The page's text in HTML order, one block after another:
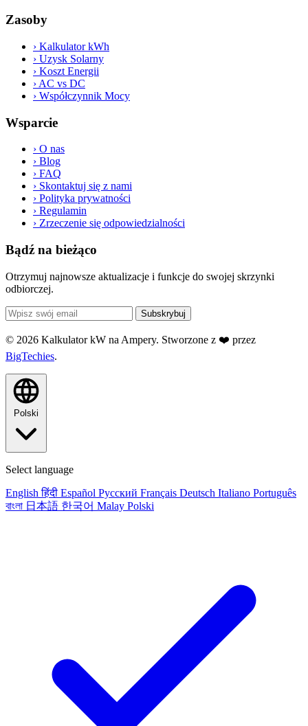
Zasoby
› Kalkulator kWh
› Uzysk Solarny
› Koszt Energii
› AC vs DC
› Współczynnik Mocy
Wsparcie
› O nas
› Blog
› FAQ
› Skontaktuj się z nami
› Polityka prywatności
› Regulamin
› Zrzeczenie się odpowiedzialności
Bądź na bieżąco
Otrzymuj najnowsze aktualizacje i funkcje do swojej skrzynki
odbiorczej.
Subskrybuj
© 2026 Kalkulator kW na Ampery. Stworzone z ❤️ przez
BigTechies.
Polski
Select language
English हिंदी Español Русский Français Deutsch Italiano Português
বাংলা 日本語 한국어 Malay Polski